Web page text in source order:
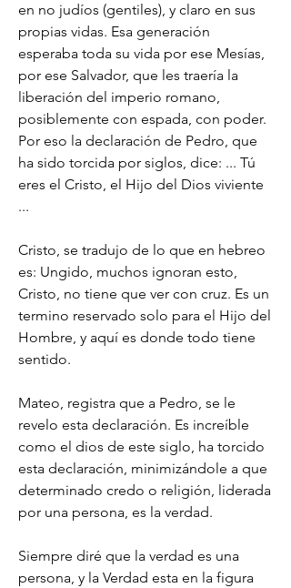
en no judíos (gentiles), y claro en sus
propias vidas. Esa generación
esperaba toda su vida por ese Mesías,
por ese Salvador, que les traería la
liberación del imperio romano,
posiblemente con espada, con poder.
Por eso la declaración de Pedro, que
ha sido torcida por siglos, dice: ... Tú
eres el Cristo, el Hijo del Dios viviente
...
Cristo, se tradujo de lo que en hebreo
es: Ungido, muchos ignoran esto,
Cristo, no tiene que ver con cruz. Es un
termino reservado solo para el Hijo del
Hombre, y aquí es donde todo tiene
sentido.
Mateo, registra que a Pedro, se le
revelo esta declaración. Es increíble
como el dios de este siglo, ha torcido
esta declaración, minimizándole a que
determinado credo o religión, liderada
por una persona, es la verdad.
Siempre diré que la verdad es una
persona, y la Verdad esta en la figura